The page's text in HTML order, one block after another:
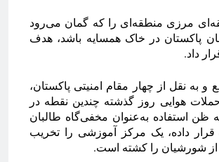
مرزی منطقه‌ای را که گمان می‌رود
پاکستان در خاک همسایه باشد، هدف
داد.
و به نقل از چهار مقام امنیتی پاکستان،
هوایی روز گذشته چندین نقطه در
به ظن استفاده به‌عنوان مخفی‌گاه طالبان
داده، یک مرکز آموزشی را تخریب
از شورشیان را کشته است.